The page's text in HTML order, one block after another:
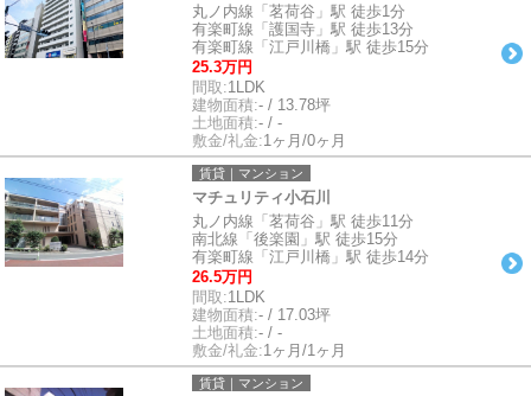
丸ノ内線「茗荷谷」駅 徒歩1分
有楽町線「護国寺」駅 徒歩13分
有楽町線「江戸川橋」駅 徒歩15分
25.3万円
間取:1LDK
建物面積:- / 13.78坪
土地面積:- / -
敷金/礼金:1ヶ月/0ヶ月
賃貸｜マンション
マチュリティ小石川
丸ノ内線「茗荷谷」駅 徒歩11分
南北線「後楽園」駅 徒歩15分
有楽町線「江戸川橋」駅 徒歩14分
26.5万円
間取:1LDK
建物面積:- / 17.03坪
土地面積:- / -
敷金/礼金:1ヶ月/1ヶ月
賃貸｜マンション